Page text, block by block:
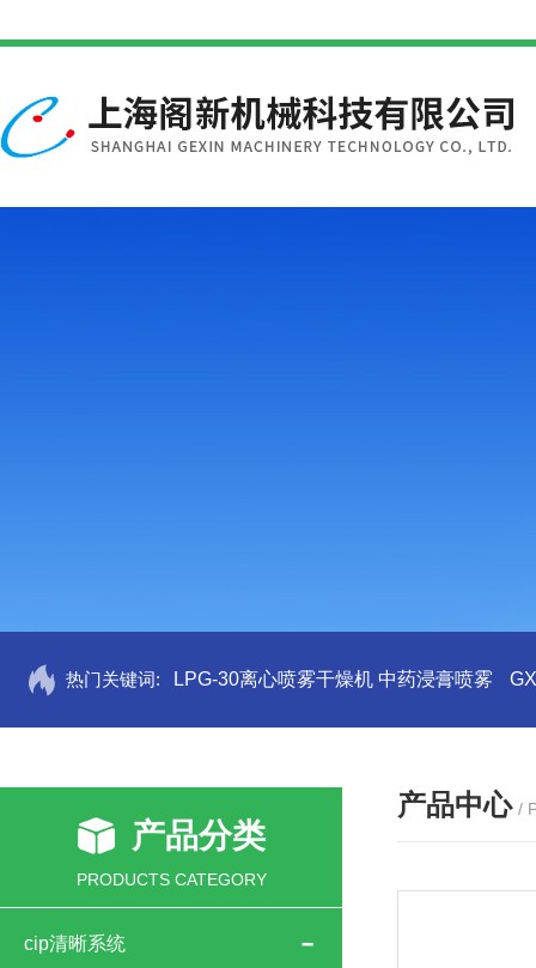
热门关键词: LPG-30离心喷雾干燥机 中药浸膏喷雾
产品分类
PRODUCTS CATEGORY
cip清晰系统
产品中心 /